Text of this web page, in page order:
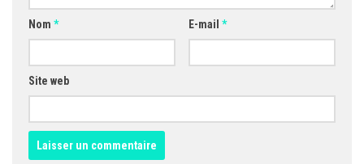
Nom * E-mail *
Site web